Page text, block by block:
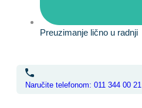
Preuzimanje lično u radnji
Naručite telefonom: 011 344 00 21